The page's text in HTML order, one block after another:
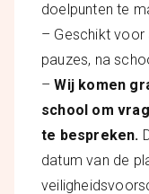
doelpunten te
– Geschikt voor
pauzes, na
–Wij komen
school om
te bespreken.
datum van de